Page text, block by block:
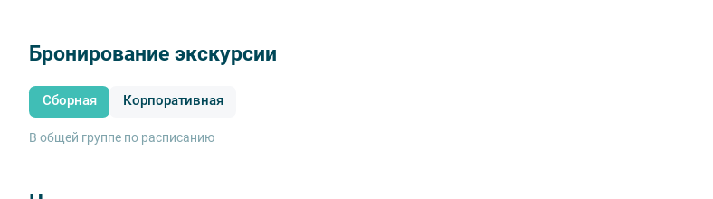
Бронирование экскурсии
Сборная Корпоративная
В общей группе по расписанию